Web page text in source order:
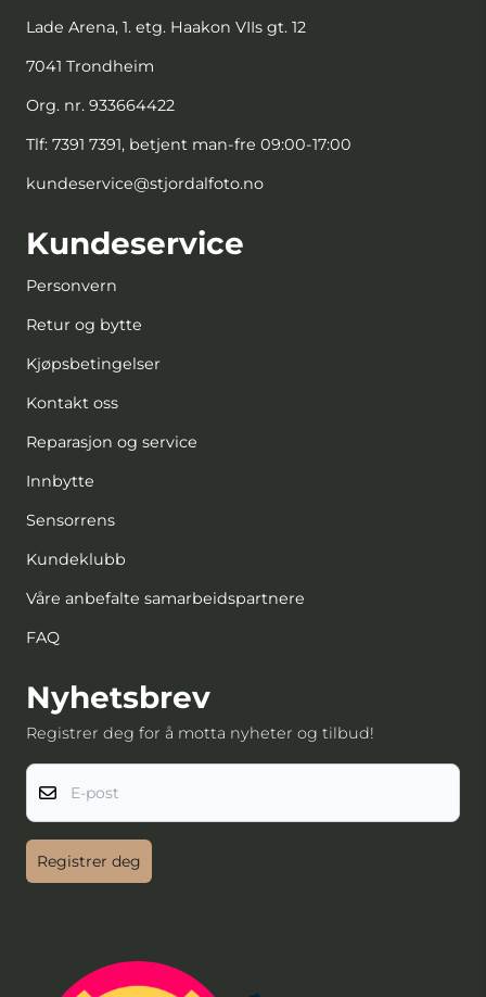
Lade Arena, 1. etg. Haakon VIIs gt. 12
7041 Trondheim
Org. nr. 933664422
Tlf: 7391 7391, betjent man-fre 09:00-17:00
kundeservice@stjordalfoto.no
Kundeservice
Personvern
Retur og bytte
Kjøpsbetingelser
Kontakt oss
Reparasjon og service
Innbytte
Sensorrens
Kundeklubb
Våre anbefalte samarbeidspartnere
FAQ
Nyhetsbrev
Registrer deg for å motta nyheter og tilbud!
E-post
Registrer deg